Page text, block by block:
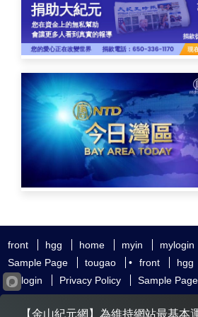
front hgg home myin mylogin
Sample Page
tougao • front hgg
mylogin
Privacy Policy Sample Page
友好鏈接 追查國際 新唐人電視
【金山紀元網】為維持網站最基本